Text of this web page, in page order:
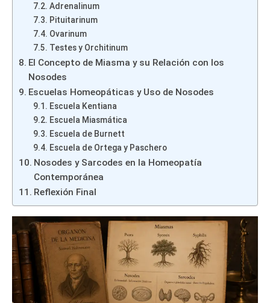
Adrenalinum
Pituitarinum
Ovarinum
Testes y Orchitinum
El Concepto de Miasma y su Relación con los
Nosodes
Escuelas Homeopáticas y Uso de Nosodes
Escuela Kentiana
Escuela Miasmática
Escuela de Burnett
Escuela de Ortega y Paschero
Nosodes y Sarcodes en la Homeopatía
Contemporánea
Reflexión Final